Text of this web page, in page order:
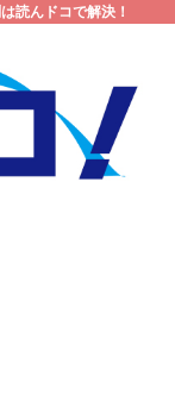
読んドコで解決！